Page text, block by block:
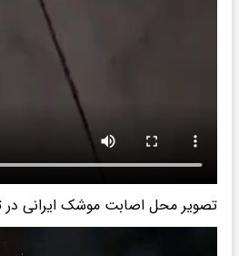
تصویر محل اصابت موشک ایرانی در